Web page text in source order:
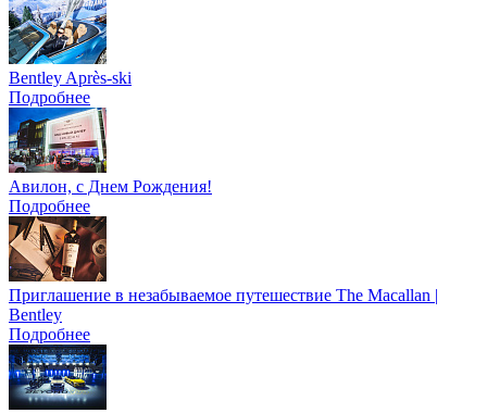
Bentley Après-ski
Подробнее
Авилон, с Днем Рождения!
Подробнее
Приглашение в незабываемое путешествие The Macallan |
Bentley
Подробнее